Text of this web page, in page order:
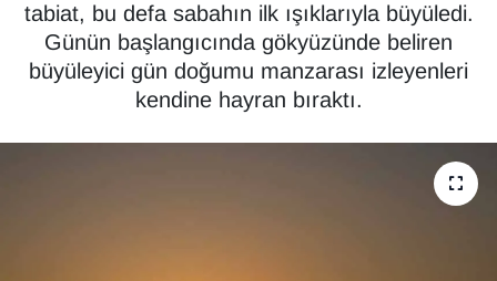
tabiat, bu defa sabahın ilk ışıklarıyla büyüledi.
Günün başlangıcında gökyüzünde beliren
büyüleyici gün doğumu manzarası izleyenleri
kendine hayran bıraktı.
ÇEVRE
Deprem
Tüm Manşetler
Son Dakika Haberleri